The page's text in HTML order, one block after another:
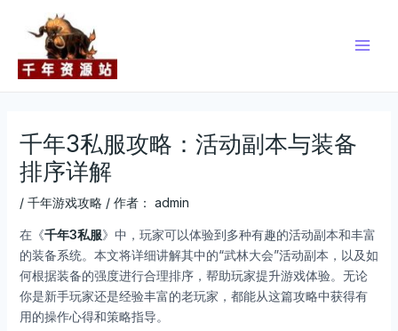
千年3私服攻略：活动副本与装备
排序详解
/ 千年游戏攻略/ 作者： admin
在《千年3私服》中，玩家可以体验到多种有趣的活动副本和丰富
的装备系统。本文将详细讲解其中的“武林大会”活动副本，以及如
何根据装备的强度进行合理排序，帮助玩家提升游戏体验。无论
你是新手玩家还是经验丰富的老玩家，都能从这篇攻略中获得有
用的操作心得和策略指导。
navigation